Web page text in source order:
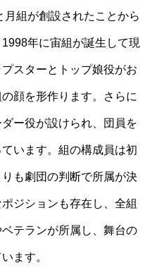
組が創設されたことから
年に宙組が誕生して現
スターとトップ娘役がお
顔を形作ります。さらに
ー役が設けられ、団員を
います。組の構成員は初
も劇団の判断で所属が決
ジションも存在し、全組
テランが所属し、舞台の
ます。